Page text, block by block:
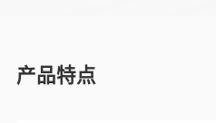
产品特点